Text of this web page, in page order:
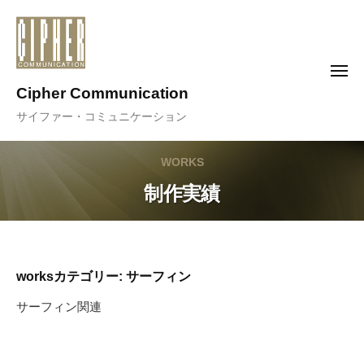
ス
Cipher Communication
サイファー・コミュニケーション
メ
WORKS
制作実績
worksカテゴリー: サーフィン
サーフィン関連